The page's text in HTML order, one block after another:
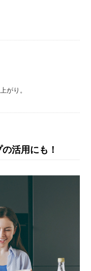
がり。
活用にも！